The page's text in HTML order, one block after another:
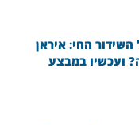
החי: איראן
ועכשיו במבצע